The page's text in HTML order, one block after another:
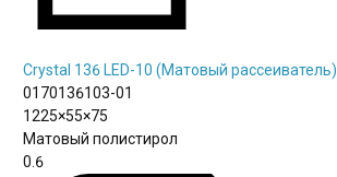
Crystal 136 LED-10 (Матовый рассеиватель)
0170136103-01
1225×55×75
Матовый полистирол
0.6